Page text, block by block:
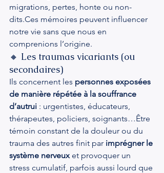
migrations, pertes, honte ou non-
dits.Ces mémoires peuvent influencer
notre vie sans que nous en
comprenions l’origine.
🔸 Les traumas vicariants (ou
secondaires)
Ils concernent les personnes exposées
de manière répétée à la souffrance
d’autrui : urgentistes, éducateurs,
thérapeutes, policiers, soignants…Être
témoin constant de la douleur ou du
trauma des autres finit par imprégner le
système nerveux et provoquer un
stress cumulatif, parfois aussi lourd que